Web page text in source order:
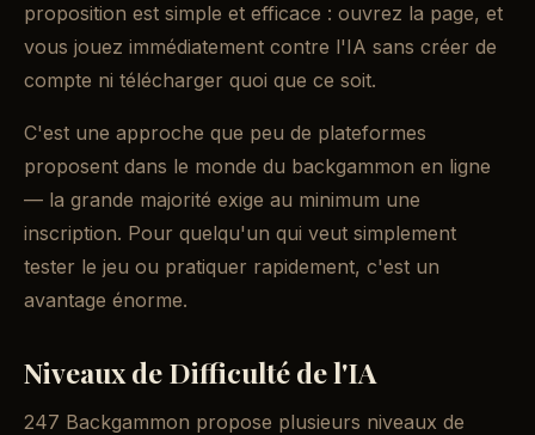
proposition est simple et efficace : ouvrez la page, et
vous jouez immédiatement contre l'IA sans créer de
compte ni télécharger quoi que ce soit.
C'est une approche que peu de plateformes
proposent dans le monde du backgammon en ligne
— la grande majorité exige au minimum une
inscription. Pour quelqu'un qui veut simplement
tester le jeu ou pratiquer rapidement, c'est un
avantage énorme.
Niveaux de Difficulté de l'IA
247 Backgammon propose plusieurs niveaux de